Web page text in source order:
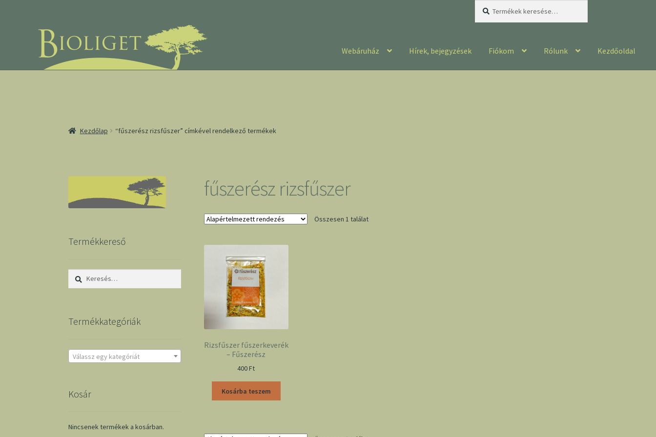
Webáruház Hírek, bejegyzések Fiókom Rólunk Kezdőoldal
Kezdőlap “fűszerész rizsfűszer” címkével rendelkező termékek
fűszerész rizsfűszer
Összesen 1 találat
Rizsfűszer fűszerkeverék
– Fűszerész
400Ft
Kosárba teszem
Termékkereső
Keresés:
Termékkategóriák
Válassz egy kategóriát
Kosár
Nincsenek termékek a kosárban.